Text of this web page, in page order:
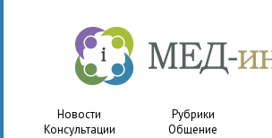
Новости Рубрики
Консультации
Общение